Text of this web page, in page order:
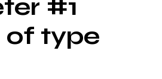
#1
of type